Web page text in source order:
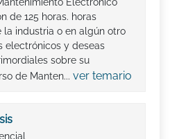
Electrónico
de 125 horas. horas
la industria o en algún otro
electrónicos y deseas
sobre su
de Manten... ver temario